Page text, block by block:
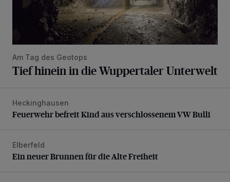
Am Tag des Geotops
Tief hinein in die Wuppertaler Unterwelt
Feuerwehr befreit Kind aus verschlossenem VW Bulli
Heckinghausen
Feuerwehr befreit Kind aus verschlossenem VW Bulli
Ein neuer Brunnen für die Alte Freiheit
Elberfeld
Ein neuer Brunnen für die Alte Freiheit